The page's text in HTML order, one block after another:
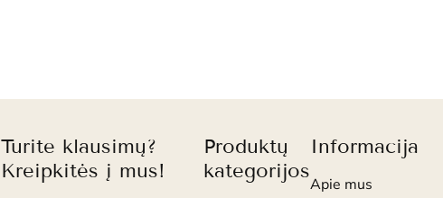
Turite klausimų?
Kreipkitės į mus!
Produktų
kategorijos
Informacija
Apie mus